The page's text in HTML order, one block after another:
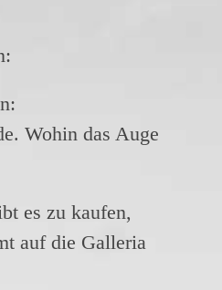
Wohin das Auge
es zu kaufen,
auf die Galleria